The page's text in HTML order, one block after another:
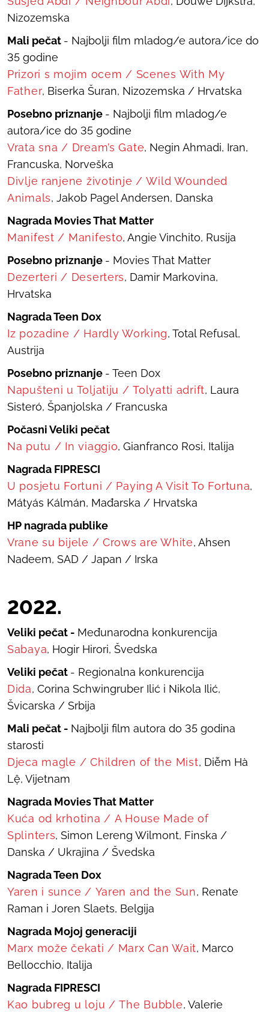
Nizozemska
Mali pečat - Najbolji film mladog/e autora/ice do
35 godine
Prizori s mojim ocem / Scenes With My
Father, Biserka Šuran, Nizozemska / Hrvatska
Posebno priznanje - Najbolji film mladog/e
autora/ice do 35 godine
Vrata sna / Dream’s Gate, Negin Ahmadi, Iran,
Francuska, Norveška
Divlje ranjene životinje /Wild Wounded
Animals, Jakob Pagel Andersen, Danska
Nagrada Movies That Matter
Manifest / Manifesto, Angie Vinchito, Rusija
Posebno priznanje - Movies That Matter
Dezerteri / Deserters, Damir Markovina,
Hrvatska
Nagrada Teen Dox
Iz pozadine / Hardly Working, Total Refusal,
Austrija
Posebno priznanje - Teen Dox
Napušteni u Toljatiju /Tolyatti adrift, Laura
Sisteró, Španjolska / Francuska
Počasni Veliki pečat
Na putu / In viaggio, Gianfranco Rosi, Italija
Nagrada FIPRESCI
U posjetu Fortuni / Paying A Visit To Fortuna,
Mátyás Kálmán, Mađarska / Hrvatska
HP nagrada publike
Vrane su bijele / Crows are White, Ahsen
Nadeem, SAD / Japan / Irska
2022.
Veliki pečat - Međunarodna konkurencija
Sabaya, Hogir Hirori, Švedska
Veliki pečat - Regionalna konkurencija
Dida, Corina Schwingruber Ilić i Nikola Ilić,
Švicarska / Srbija
Mali pečat - Najbolji film autora do 35 godina
starosti
Djeca magle /Children of the Mist, Diễm Hà
Lệ, Vijetnam
Nagrada Movies That Matter
Kuća od krhotina / A House Made of
Splinters, Simon Lereng Wilmont, Finska /
Danska / Ukrajina / Švedska
Nagrada Teen Dox
Yaren i sunce / Yaren and the Sun, Renate
Raman i Joren Slaets, Belgija
Nagrada Mojoj generaciji
Marx može čekati / Marx Can Wait, Marco
Bellocchio, Italija
Nagrada FIPRESCI
Kao bubreg u loju /The Bubble, Valerie